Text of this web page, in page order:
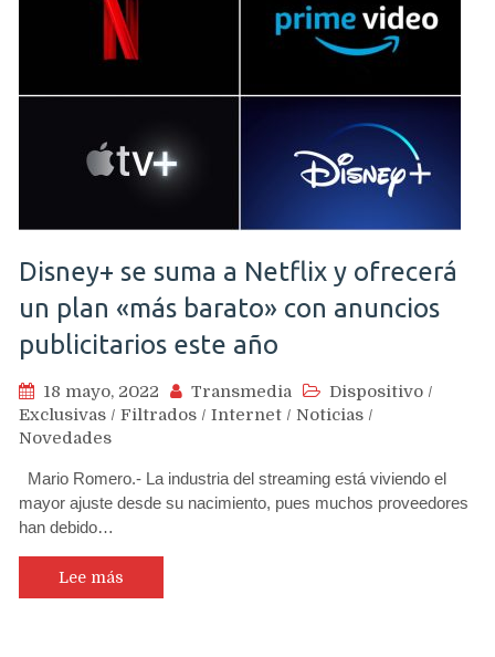
Disney+ se suma a Netflix y ofrecerá
un plan «más barato» con anuncios
publicitarios este año
18 mayo, 2022 Transmedia Dispositivo /
Exclusivas / Filtrados / Internet / Noticias /
Novedades
Mario Romero.- La industria del streaming está viviendo el
mayor ajuste desde su nacimiento, pues muchos proveedores
han debido…
Lee más